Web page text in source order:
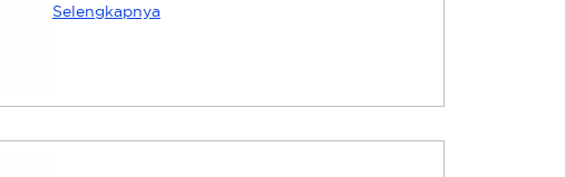
Selengkapnya